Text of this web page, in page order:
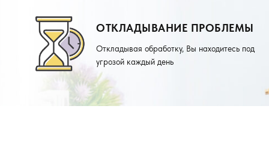
ОТКЛАДЫВАНИЕ ПРОБЛЕМЫ
Откладывая обработку, Вы находитесь под
угрозой каждый день